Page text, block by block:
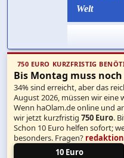
Welt
750 EURO KURZFRISTIG
Bis Montag muss
34% sind erreicht, aber das
August 2026, müssen wir
Wenn haOlam.de online und
wir jetzt kurzfristig750 Euro.
Schon 10 Euro helfen sofort;
besonders. Fragen?
10 Euro